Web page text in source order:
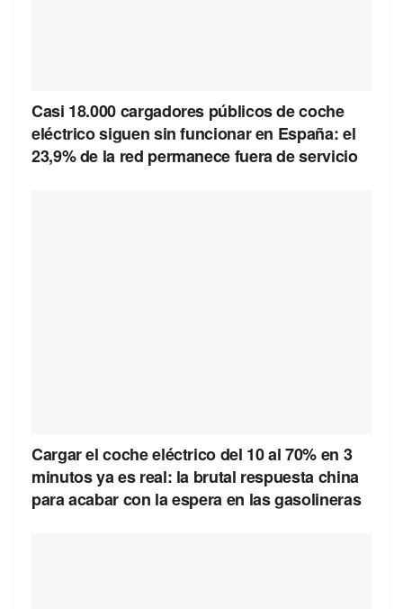
Casi 18.000 cargadores públicos de coche
eléctrico siguen sin funcionar en España: el
23,9% de la red permanece fuera de servicio
Cargar el coche eléctrico del 10 al 70% en 3
minutos ya es real: la brutal respuesta china
para acabar con la espera en las gasolineras